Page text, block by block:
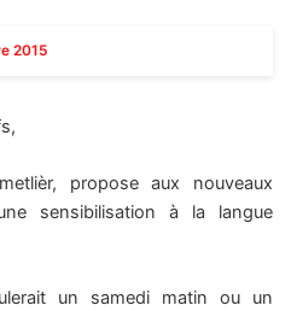
2015
propose aux nouveaux
sensibilisation à la langue
un samedi matin ou un